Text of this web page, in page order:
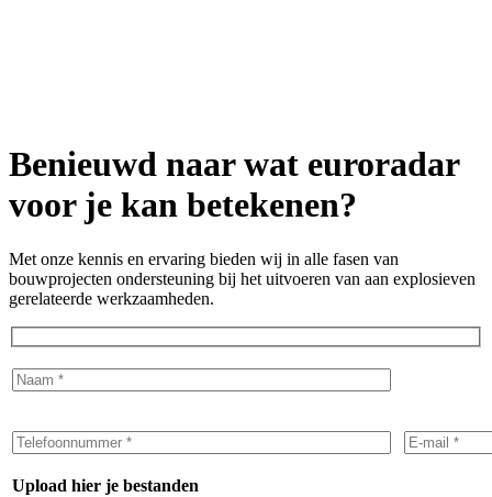
Benieuwd naar wat euroradar
voor je kan betekenen?
Met onze kennis en ervaring bieden wij in alle fasen van
bouwprojecten ondersteuning bij het uitvoeren van aan explosieven
gerelateerde werkzaamheden.
Upload hier je bestanden